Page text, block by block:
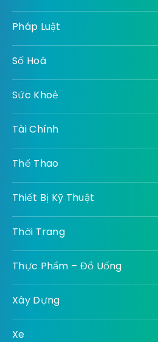
Pháp Luật
Số Hoá
Sức Khoẻ
Tài Chính
Thể Thao
Thiết Bị Kỹ Thuật
Thời Trang
Thực Phẩm – Đồ Uống
Xây Dựng
Xe